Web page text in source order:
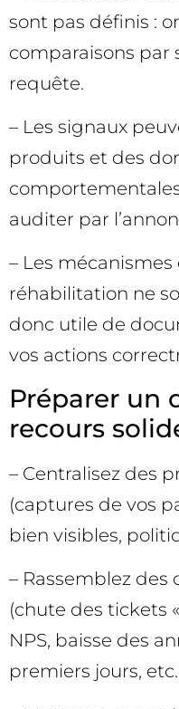
sont pas définis :
comparaisons par
requête.
– Les signaux
produits et des
auditer par
– Les mécanismes
réhabilitation ne
donc utile de
vos actions
Préparer un
recours
– Centralisez des
(captures de vos
bien visibles,
– Rassemblez des
(chute des tickets
NPS, baisse des
premiers jours,